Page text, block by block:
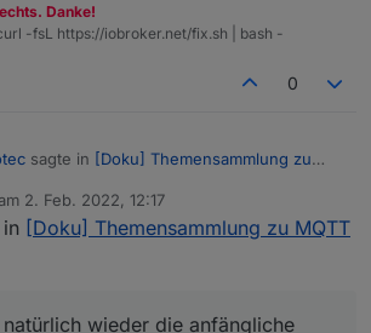
Danke!
-fsL https://iobroker.net/fix.sh | bash -
0
sagte in [Doku] Themensammlung zu
Plan sieht eine detailierte
Moment Adapterreferenz, da wird nur
Elemente der Doku wären noch eine FAQ
2. Feb. 2022, 12:17
von
[Doku] Themensammlung zu MQTT
wieder die anfängliche